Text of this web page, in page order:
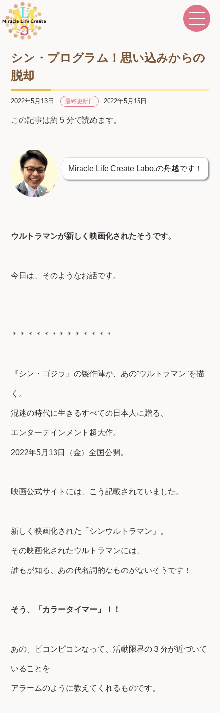
シン・プログラム！思い込みからの
脱却
2022年5月13日 最終更新日 2022年5月15日
この記事は約 5 分で読めます。
Miracle Life Create Labo.の舟越です！
ウルトラマンが新しく映画化されたそうです。
今日は、そのようなお話です。
＊＊＊＊＊＊＊＊＊＊＊＊＊
『シン・ゴジラ』の製作陣が、あの“ウルトラマン”を描
く。
混迷の時代に生きるすべての日本人に贈る、
エンターテインメント超大作。
2022年5月13日（金）全国公開。
映画公式サイトには、こう記載されていました。
新しく映画化された「シンウルトラマン」。
その映画化されたウルトラマンには、
誰もが知る、あの代名詞的なものがないそうです！
そう、「カラータイマー」！！
あの、ピコンピコンなって、活動限界の３分が近づいて
いることを
アラームのように教えてくれるものです。